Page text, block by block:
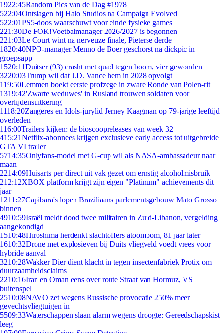
1922:45Random Pics van de Dag #1978
522:04Ontslagen bij Halo Studios na Campaign Evolved
522:01PS5-doos waarschuwt voor einde fysieke games
221:30De FOK!Voetbalmanager 2026/2027 is begonnen
221:03Le Court wint na nerveuze finale, Pieterse derde
1820:40NPO-manager Menno de Boer geschorst na dickpic in
groepsapp
1520:11Duitser (93) crasht met quad tegen boom, vier gewonden
3220:03Trump wil dat J.D. Vance hem in 2028 opvolgt
119:50Lemmen boekt eerste profzege in zware Ronde van Polen-rit
1319:42'Zwarte weduwes' in Rusland trouwen soldaten voor
overlijdensuitkering
1118:20Zangeres en Idols-jurylid Jerney Kaagman op 79-jarige leeftijd
overleden
116:00Trailers kijken: de bioscoopreleases van week 32
415:21Netflix-abonnees krijgen exclusieve early access tot uitgebreide
GTA VI trailer
5714:35Onlyfans-model met G-cup wil als NASA-ambassadeur naar
maan
2214:09Huisarts per direct uit vak gezet om ernstig alcoholmisbruik
212:12XBOX platform krijgt zijn eigen "Platinum" achievements dit
jaar
1211:27Capibara's lopen Braziliaans parlementsgebouw Mato Grosso
binnen
4910:59Israël meldt dood twee militairen in Zuid-Libanon, vergelding
aangekondigd
1510:48Hiroshima herdenkt slachtoffers atoombom, 81 jaar later
1610:32Drone met explosieven bij Duits vliegveld voedt vrees voor
hybride aanval
3210:28Wakker Dier dient klacht in tegen insectenfabriek Protix om
duurzaamheidsclaims
2210:16Iran en Oman eens over route Straat van Hormuz, VS
buitenspel
2510:08NAVO zet wegens Russische provocatie 250% meer
gevechtsvliegtuigen in
5509:33Waterschappen slaan alarm wegens droogte: Gereedschapskist
leeg